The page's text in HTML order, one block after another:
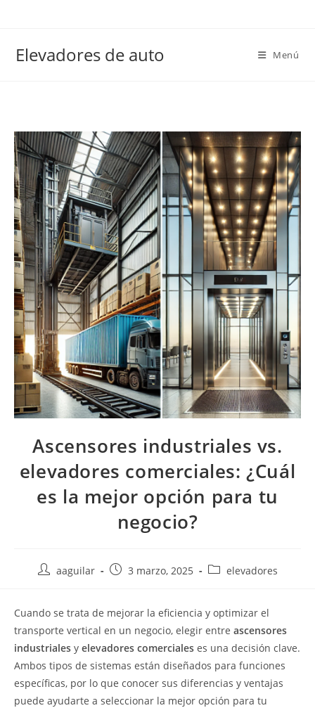
Elevadores de auto Menú
Ascensores industriales vs.
elevadores comerciales: ¿Cuál
es la mejor opción para tu
negocio?
aaguilar 3 marzo, 2025 elevadores
Cuando se trata de mejorar la eficiencia y optimizar el
transporte vertical en un negocio, elegir entre ascensores
industriales y elevadores comerciales es una decisión clave.
Ambos tipos de sistemas están diseñados para funciones
específicas, por lo que conocer sus diferencias y ventajas
puede ayudarte a seleccionar la mejor opción para tu